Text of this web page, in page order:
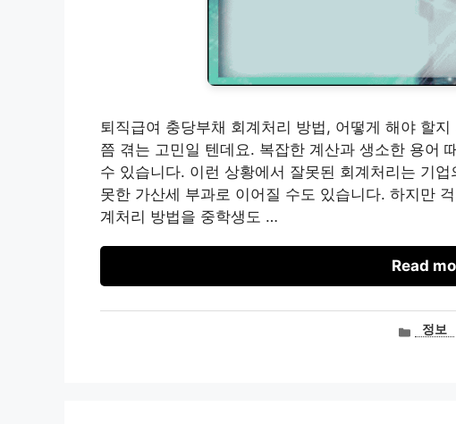
퇴직급여 충당부채 회계처리 방법, 어떻게 해야 할
쯤 겪는 고민일 텐데요. 복잡한 계산과 생소한 용어
수 있습니다. 이런 상황에서 잘못된 회계처리는 기
못한 가산세 부과로 이어질 수도 있습니다. 하지만
계처리 방법을 중학생도 …
Read
카정보